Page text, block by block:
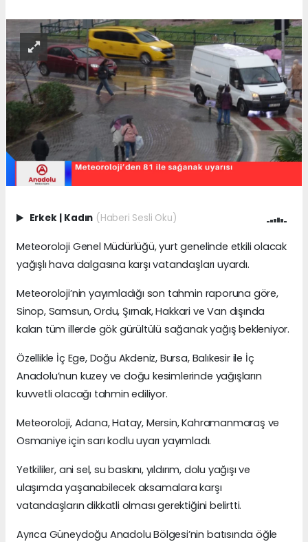
Erkek | Kadın (Haberi Sesli Oku)
Meteoroloji Genel Müdürlüğü, yurt genelinde etkili olacak
yağışlı hava dalgasına karşı vatandaşları uyardı.
Meteoroloji’nin yayımladığı son tahmin raporuna göre,
Sinop, Samsun, Ordu, Şırnak, Hakkari ve Van dışında
kalan tüm illerde gök gürültülü sağanak yağış bekleniyor.
Özellikle İç Ege, Doğu Akdeniz, Bursa, Balıkesir ile İç
Anadolu’nun kuzey ve doğu kesimlerinde yağışların
kuvvetli olacağı tahmin ediliyor.
Meteoroloji, Adana, Hatay, Mersin, Kahramanmaraş ve
Osmaniye için sarı kodlu uyarı yayımladı.
Yetkililer, ani sel, su baskını, yıldırım, dolu yağışı ve
ulaşımda yaşanabilecek aksamalara karşı
vatandaşların dikkatli olması gerektiğini belirtti.
Ayrıca Güneydoğu Anadolu Bölgesi’nin batısında öğle